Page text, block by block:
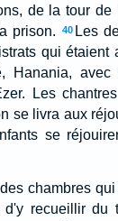
de la tour
prison.
40 Les
qui étaient
Hanania, avec
Les
se livra aux
se
chambres
recueillir du